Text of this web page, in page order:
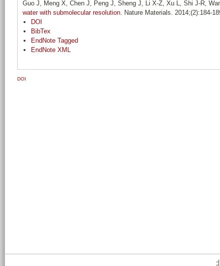
Guo J, Meng X, Chen J, Peng J, Sheng J, Li X-Z, Xu L, Shi J-R,
water with submolecular resolution. Nature Materials. 2014;(2):184-
DOI
BibTex
EndNote Tagged
EndNote XML
DOI